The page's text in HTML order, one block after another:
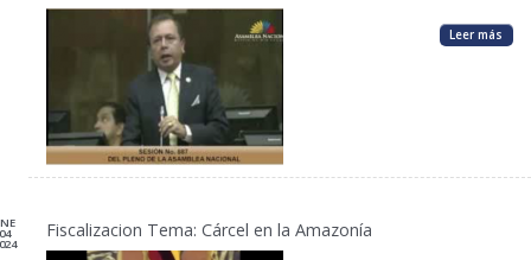
Leer más
04 Fiscalizacion Tema: Cárcel en la Amazonía